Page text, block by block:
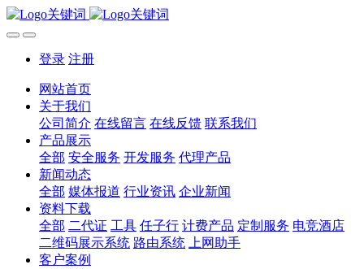
登录 注册
网站首页
关于我们
公司简介 在线留言 在线反馈 联系我们
产品展示
全部 安全服务 开发服务 代理产品
新闻动态
全部 媒体报道 行业资讯 企业新闻
资料下载
全部 二代证 工具 任子行 计费产品 定制服务 电竞酒店
二维码展示系统 路由系统
上网助手
客户案例